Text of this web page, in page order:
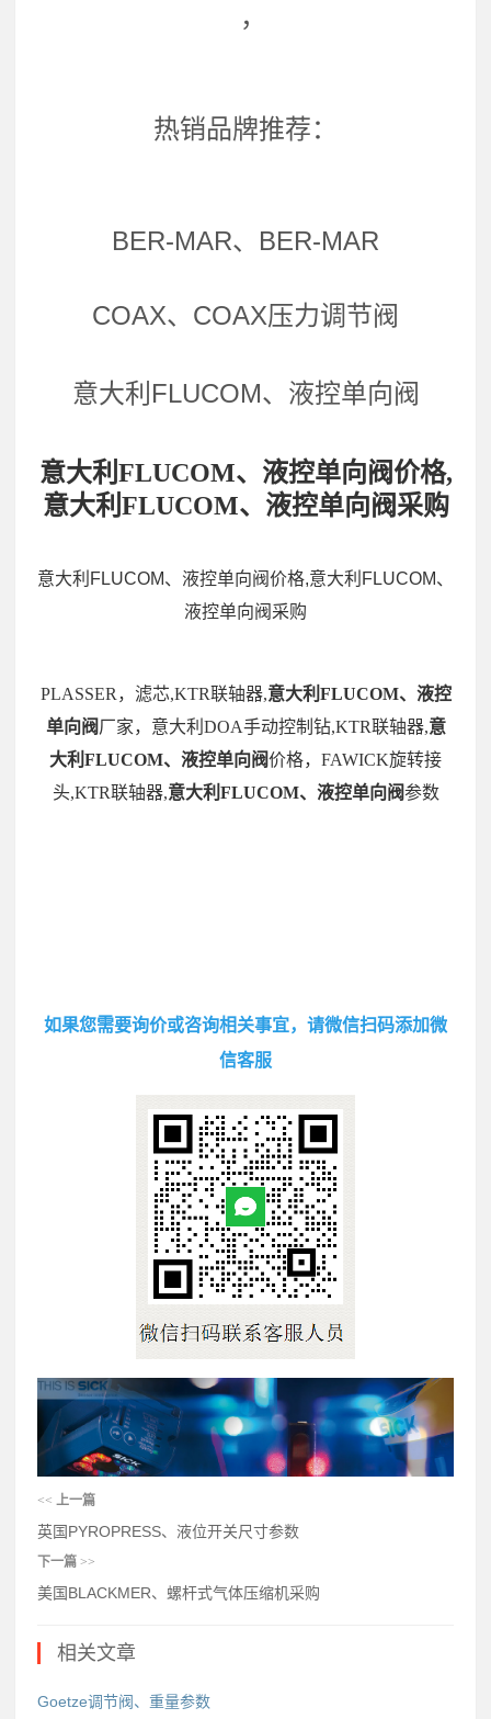
，
热销品牌推荐：
BER-MAR、BER-MAR
COAX、COAX压力调节阀
意大利FLUCOM、液控单向阀
意大利FLUCOM、液控单向阀价格,
意大利FLUCOM、液控单向阀采购
意大利FLUCOM、液控单向阀价格,意大利FLUCOM、
液控单向阀采购
PLASSER，滤芯,KTR联轴器,意大利FLUCOM、液控
单向阀厂家，意大利DOA手动控制钻,KTR联轴器,意
大利FLUCOM、液控单向阀价格，FAWICK旋转接
头,KTR联轴器,意大利FLUCOM、液控单向阀参数
如果您需要询价或咨询相关事宜，请微信扫码添加微
信客服
<< 上一篇
英国PYROPRESS、液位开关尺寸参数
下一篇 >>
美国BLACKMER、螺杆式气体压缩机采购
相关文章
Goetze调节阀、重量参数